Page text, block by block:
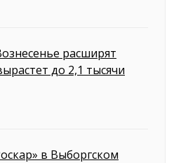
расширят
до 2,1 тысячи
в Выборгском